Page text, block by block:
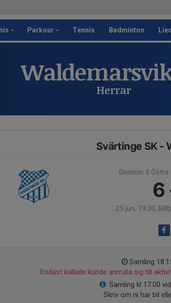
Parkour Tennis Badminton
Herrar
Svärtinge SK -
Division 5
6
25 jun, 19:30,
Samling
Endast kallade kunde anmäla sig till
Samling kl 17.00
Skriv om ni har bil